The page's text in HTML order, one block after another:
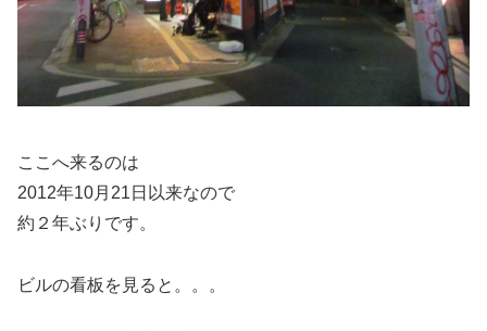
ここへ来るのは
2012年10月21日以来なので
約２年ぶりです。
ビルの看板を見ると。。。